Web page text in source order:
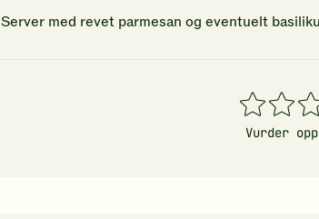
Server med revet parmesan og eventuelt
1
stjerner
2
stjerner
3
Vurder